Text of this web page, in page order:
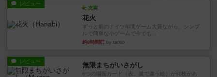
レビュー
充実
花火
ずっと前のドイツ年間ゲーム大賞ながら、シンプ
ルで簡単な小ゲームで今でも...
約8時間前 by tamio
レビュー 無限まちがいさがし
6つの場面カード（表、裏で違う絵）が何枚かあ